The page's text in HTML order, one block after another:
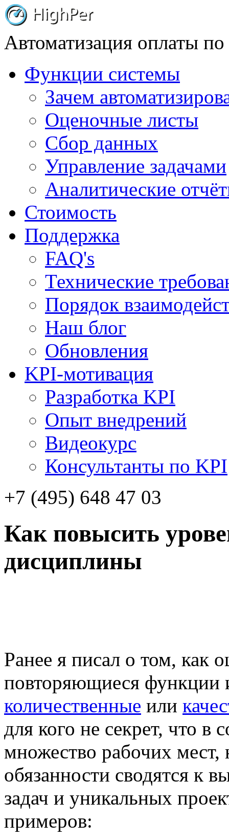
Автоматизация оплаты
Функции системы
Зачем
Оценочные листы
Сбор данных
Управление задачами
Аналитические
Стоимость
Поддержка
FAQ's
Технические
Порядок
Наш блог
Обновления
KPI-мотивация
Разработка KPI
Опыт внедрений
Видеокурс
Консультанты по KPI
+7 (495) 648 47 03
Как повысить
дисциплины
Ранее я писал о том, как
повторяющиеся функции
количественные или
для кого не секрет, что в
множество рабочих
обязанности сводятся к
задач и уникальных
примеров: